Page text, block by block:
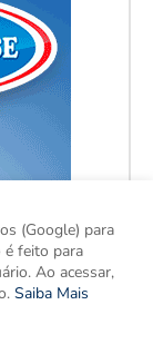
(Google) para
é feito para
Ao acessar,
Saiba Mais